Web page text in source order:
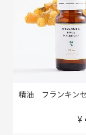
精油 フランキン
¥